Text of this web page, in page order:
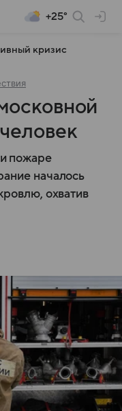
+25°
кризис
пожаре
началось
охватив